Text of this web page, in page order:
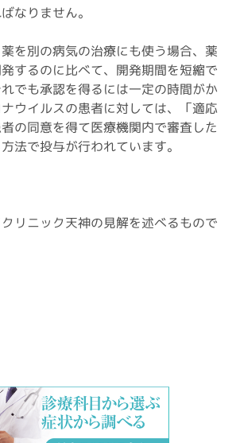
なりません。
を別の病気の治療にも使う場合、薬
するのに比べて、開発期間を短縮で
でも承認を得るには一定の時間がか
ウイルスの患者に対しては、「適応
の同意を得て医療機関内で審査した
法で投与が行われています。
リニック天神の見解を述べるもので